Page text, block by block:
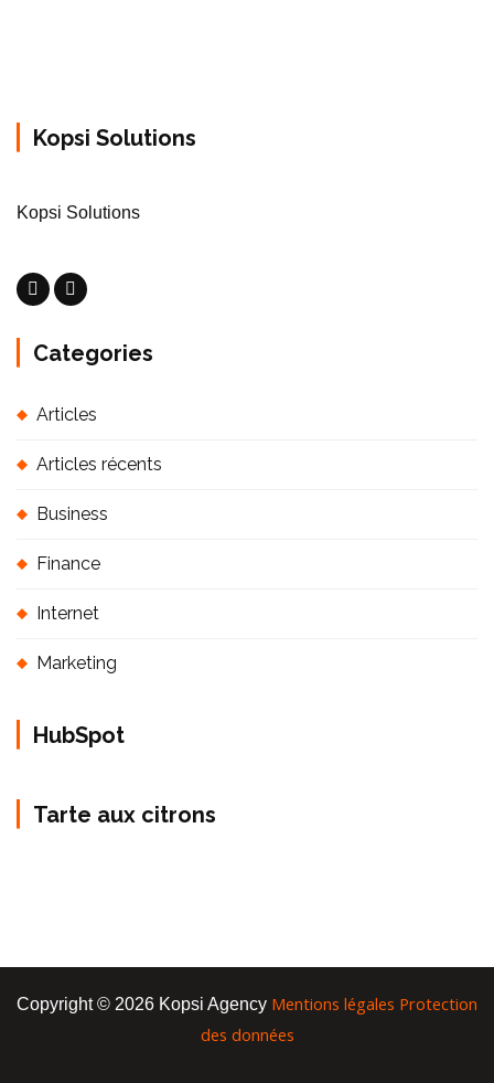
Kopsi Solutions
Kopsi Solutions
Categories
Articles
Articles récents
Business
Finance
Internet
Marketing
HubSpot
Tarte aux citrons
Copyright © 2026 Kopsi Agency Mentions légales Protection
des données